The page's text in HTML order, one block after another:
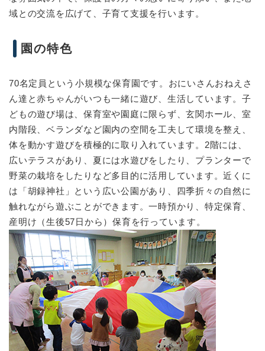
域との交流を広げて、子育て支援を行います。
園の特色
70名定員という小規模な保育園です。おにいさんおねえさ
ん達と赤ちゃんがいつも一緒に遊び、生活しています。子
どもの遊び場は、保育室や園庭に限らず、玄関ホール、室
内階段、ベランダなど園内の空間を工夫して環境を整え、
体を動かす遊びを積極的に取り入れています。2階には、
広いテラスがあり、夏には水遊びをしたり、プランターで
野菜の栽培をしたりなど多目的に活用しています。近くに
は「胡録神社」という広い公園があり、四季折々の自然に
触れながら遊ぶことができます。一時預かり、特定保育、
産明け（生後57日から）保育を行っています。